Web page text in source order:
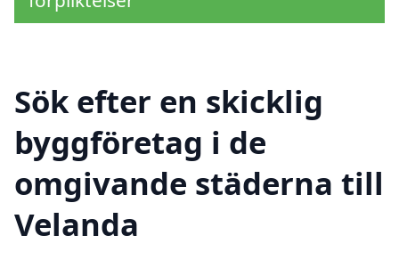
Sök efter en skicklig
byggföretag i de
omgivande städerna till
Velanda